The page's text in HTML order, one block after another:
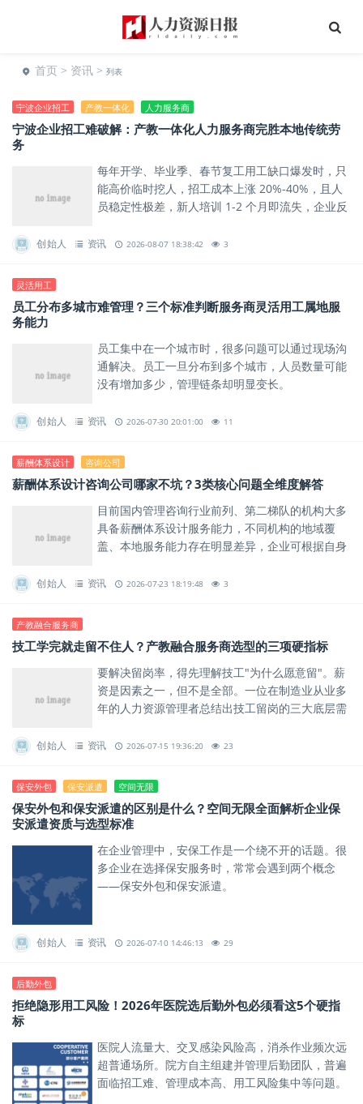
首页 > 资讯 > 列表
宁波企业招工 产教一体化 人力服务商
宁波企业招工难破解：产教一体化人力服务商完胜本地传统劳
务
每年开学、毕业季、春节复工用工缺口爆发时，只
能高价临时挖人，招工成本上涨 20%-40%，且人
员稳定性极差，新人培训 1-2 个月即流失，企业反
创始人 资讯 2026-08-07 18:38:42 3
灵活用工
员工分布多城市难管理？三个标准判断服务商灵活用工属地服
务能力
员工集中在一个城市时，很多问题可以通过现场沟
通解决。员工一旦分布到多个城市，人员数量可能
没有增加多少，管理链条却明显变长。
创始人 资讯 2026-07-30 20:01:00 11
薪酬体系设计 咨询公司
薪酬体系设计咨询公司哪家不坑？3类核心问题全维度解答
目前国内管理咨询行业前列、第二梯队的机构大多
具备薪酬体系设计服务能力，不同机构的地域覆
盖、本地服务能力存在明显差异，企业可根据自身
创始人 资讯 2026-07-23 18:19:48 3
产教融合服务商
技工学完就走留不住人？产教融合服务商选型的三项硬指标
要解决留岗率，得先理解技工"为什么愿意留"。薪
资是因素之一，但不是全部。一位在制造业从业多
年的人力资源管理者总结出技工留岗的三大底层需
创始人 资讯 2026-07-15 19:36:20 23
保安外包 保安派遣 空间无限
保安外包和保安派遣的区别是什么？空间无限全面解析企业保
安派遣资质与选型标准
在企业管理中，安保工作是一个绕不开的话题。很
多企业在选择保安服务时，常常会遇到两个概念
——保安外包和保安派遣。
创始人 资讯 2026-07-10 14:46:13 29
后勤外包
拒绝隐形用工风险！2026年医院选后勤外包必须看这5个硬指
标
医院人流量大、交叉感染风险高，消杀作业频次远
超普通场所。院方自主组建并管理后勤团队，普遍
面临招工难、管理成本高、用工风险集中等问题。